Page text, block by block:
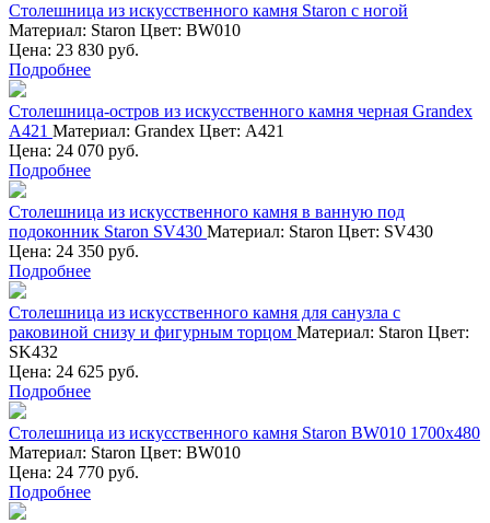
Столешница из искусственного камня Staron с ногой
Материал: Staron Цвет: BW010
Цена: 23 830 руб.
Подробнее
Столешница-остров из искусственного камня черная Grandex
А421 Материал: Grandex Цвет: А421
Цена: 24 070 руб.
Подробнее
Столешница из искусственного камня в ванную под
подоконник Staron SV430 Материал: Staron Цвет: SV430
Цена: 24 350 руб.
Подробнее
Столешница из искусственного камня для санузла с
раковиной снизу и фигурным торцом Материал: Staron Цвет:
SK432
Цена: 24 625 руб.
Подробнее
Столешница из искусственного камня Staron BW010 1700х480
Материал: Staron Цвет: BW010
Цена: 24 770 руб.
Подробнее